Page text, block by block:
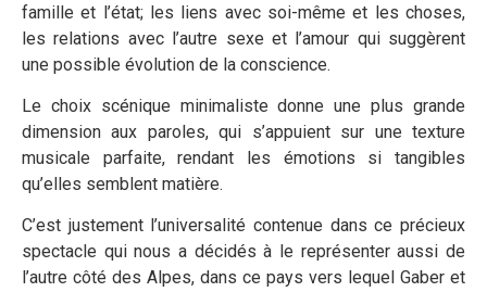
famille et l’état; les liens avec soi-même et les choses,
les relations avec l’autre sexe et l’amour qui suggèrent
une possible évolution de la conscience.
Le choix scénique minimaliste donne une plus grande
dimension aux paroles, qui s’appuient sur une texture
musicale parfaite, rendant les émotions si tangibles
qu’elles semblent matière.
C’est justement l’universalité contenue dans ce précieux
spectacle qui nous a décidés à le représenter aussi de
l’autre côté des Alpes, dans ce pays vers lequel Gaber et